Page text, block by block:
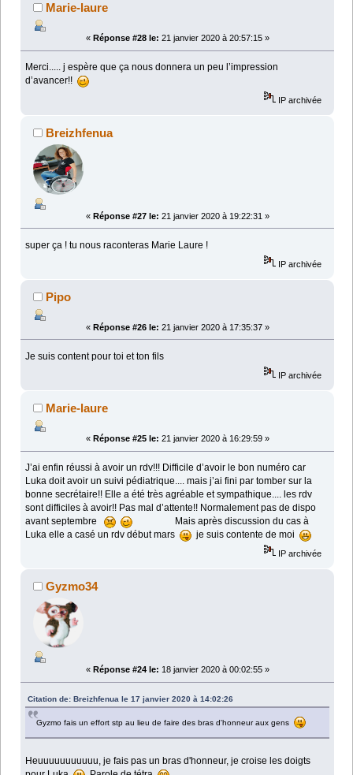
Marie-laure
« Réponse #28 le: 21 janvier 2020 à 20:57:15 »
Merci..... j espère que ça nous donnera un peu l’impression
d’avancer!!
IP archivée
Breizhfenua
« Réponse #27 le: 21 janvier 2020 à 19:22:31 »
super ça ! tu nous raconteras Marie Laure !
IP archivée
Pipo
« Réponse #26 le: 21 janvier 2020 à 17:35:37 »
Je suis content pour toi et ton fils
IP archivée
Marie-laure
« Réponse #25 le: 21 janvier 2020 à 16:29:59 »
J’ai enfin réussi à avoir un rdv!!! Difficile d’avoir le bon numéro car
Luka doit avoir un suivi pédiatrique.... mais j’ai fini par tomber sur la
bonne secrétaire!! Elle a été très agréable et sympathique.... les rdv
sont difficiles à avoir!! Pas mal d’attente!! Normalement pas de dispo
avant septembre
Mais après discussion du cas à
Luka elle a casé un rdv début mars
je suis contente de moi
IP archivée
Gyzmo34
« Réponse #24 le: 18 janvier 2020 à 00:02:55 »
Citation de: Breizhfenua le 17 janvier 2020 à 14:02:26
Gyzmo fais un effort stp au lieu de faire des bras d'honneur aux gens
Heuuuuuuuuuuu, je fais pas un bras d'honneur, je croise les doigts